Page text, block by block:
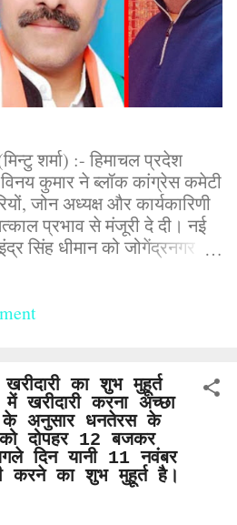
शर्मा) :- हिमाचल प्रदेश
कुमार ने ब्लॉक कांग्रेस कमेटी
जोन अध्यक्ष और कार्यकारिणी
प्रभाव से मंजूरी दे दी। नई
सिंह धीमान को जोगेंद्रनगर
ओम प्रकाश जिमजिमा, पीताम्बर
कटवाल लांगणा, एडवोकेट दिनेश
पवन शर्मा, इंद्र पाल गांव हार
बल्ह, देव राम।
बनाया गया अध्यक्ष गांव रुब्बल,
सुमीत कुमार, सुरेंद्र ठाकुर, लक्की
रेनू कुमारी पीहड़ बेहलू को
जोगिंद्...
का शुभ मुहूर्त
खरीदारी करना अच्छा
के अनुसार धनतेरस के
दोपहर 12 बजकर
दिन यानी 11 नवंबर
करने का शुभ मुहूर्त है।